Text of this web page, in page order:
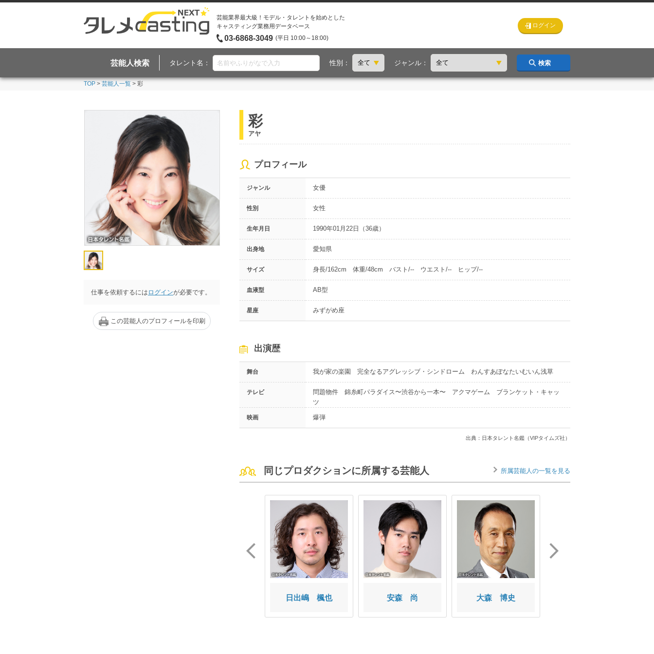
芸能業界最大級！モデル・タレントを始めとした
キャスティング業務用データベース
03-6868-3049 (平日 10:00～18:00)
ログイン
芸能人検索 タレント名： 性別： ジャンル： 検索
TOP > 芸能人一覧 > 彩
仕事を依頼するには ログインが必要です。
この芸能人のプロフィールを印刷
彩
アヤ
プロフィール
ジャンル 女優
性別 女性
生年月日 1990年01月22日（36歳）
出身地 愛知県
サイズ 身長/162cm 体重/48cm バスト/-- ウエスト/-- ヒップ/--
血液型 AB型
星座 みずがめ座
出演歴
舞台 我が家の楽園 完全なるアグレッシブ・シンドローム わんすあぽなたいむいん浅草
テレビ
問題物件 錦糸町パラダイス〜渋谷から一本〜 アクマゲーム ブランケット・キャッ
ツ
映画 爆弾
出典：日本タレント名鑑（VIPタイムズ社）
同じプロダクションに所属する芸能人 所属芸能人の一覧を見る
日出嶋 楓也 安森 尚 大森 博史